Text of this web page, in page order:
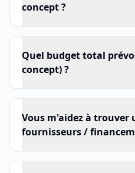
concept ?
Quel budget total
concept) ?
Vous m'aidez à trouver
fournisseurs /